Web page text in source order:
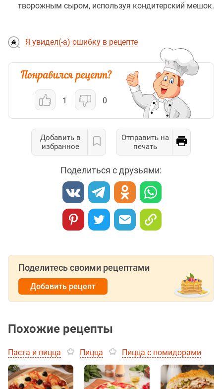
творожным сыром, используя кондитерский мешок.
Я увидел(-а) ошибку в рецепте
1 0
Добавить в
избранное
Отправить на
печать
Поделиться с друзьями:
Поделитесь своими рецептами
Добавить рецепт
Похожие рецепты
Паста и пицца Пицца Пицца с помидорами